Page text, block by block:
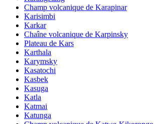
Champ volcanique de Karapinar
Karisimbi
Karkar
Chaîne volcanique de Karpinsky
Plateau de Kars
Karthala
Karymsky
Kasatochi
Kasbek
Kasuga
Katla
Katmai
Katunga